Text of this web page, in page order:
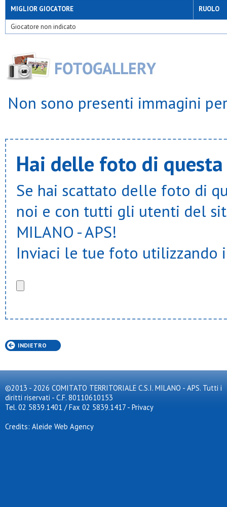
MIGLIOR GIOCATORE RUOLO
Giocatore non indicato
Non sono presenti immagini
Hai delle foto di
Se hai scattato delle foto di
noi e con tutti gli utenti del sito
MILANO - APS!
Inviaci le tue foto utilizzando
INDIETRO
©2013 - 2026 COMITATO TERRITORIALE C.S.I. MILANO - APS. Tutti i
diritti riservati - C.F. 80110610153
Tel. 02 5839.1401 / Fax 02 5839.1417 - Privacy
Credits: Aleide Web Agency